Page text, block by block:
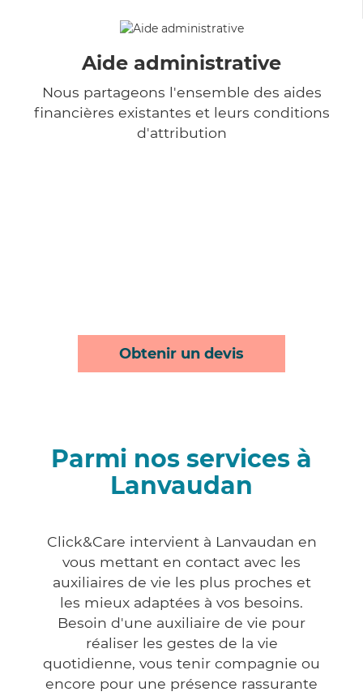
Aide administrative
Nous partageons l'ensemble des aides
financières existantes et leurs conditions
d'attribution
Obtenir un devis
Parmi nos services à
Lanvaudan
Click&Care intervient à Lanvaudan en
vous mettant en contact avec les
auxiliaires de vie les plus proches et
les mieux adaptées à vos besoins.
Besoin d'une auxiliaire de vie pour
réaliser les gestes de la vie
quotidienne, vous tenir compagnie ou
encore pour une présence rassurante